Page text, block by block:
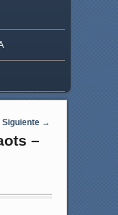
Siguiente →
–